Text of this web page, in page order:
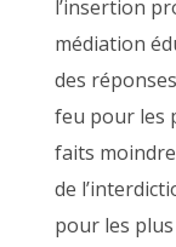
l’insertion
médiation
des
feu pour les
faits
de
pour les